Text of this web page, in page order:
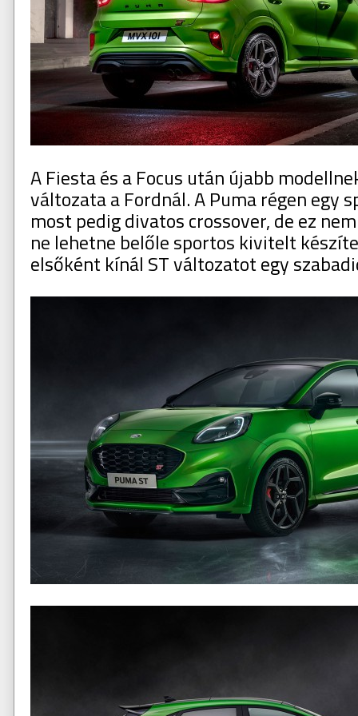
A Fiesta és a Focus után újabb
változata a Fordnál. A Puma régen egy
most pedig divatos crossover, de ez
ne lehetne belőle sportos kivitelt
elsőként kínál ST változatot egy